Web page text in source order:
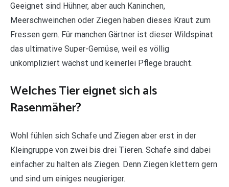
Geeignet sind Hühner, aber auch Kaninchen,
Meerschweinchen oder Ziegen haben dieses Kraut zum
Fressen gern. Für manchen Gärtner ist dieser Wildspinat
das ultimative Super-Gemüse, weil es völlig
unkompliziert wächst und keinerlei Pflege braucht.
Welches Tier eignet sich als
Rasenmäher?
Wohl fühlen sich Schafe und Ziegen aber erst in der
Kleingruppe von zwei bis drei Tieren. Schafe sind dabei
einfacher zu halten als Ziegen. Denn Ziegen klettern gern
und sind um einiges neugieriger.